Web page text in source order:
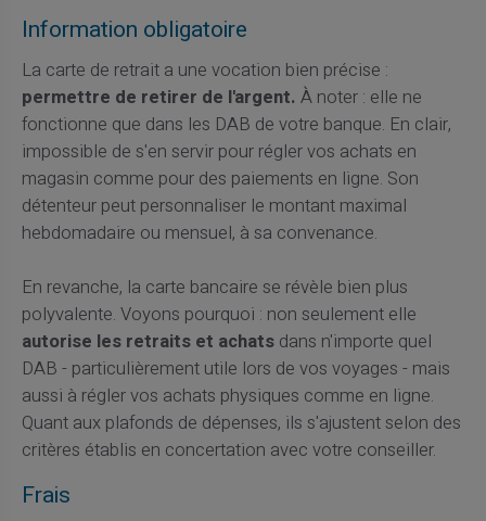
Information obligatoire
La carte de retrait a une vocation bien précise :
permettre de retirer de l'argent. À noter : elle ne
fonctionne que dans les DAB de votre banque. En clair,
impossible de s'en servir pour régler vos achats en
magasin comme pour des paiements en ligne. Son
détenteur peut personnaliser le montant maximal
hebdomadaire ou mensuel, à sa convenance.
En revanche, la carte bancaire se révèle bien plus
polyvalente. Voyons pourquoi : non seulement elle
autorise les retraits et achatsdans n'importe quel
DAB - particulièrement utile lors de vos voyages - mais
aussi à régler vos achats physiques comme en ligne.
Quant aux plafonds de dépenses, ils s'ajustent selon des
critères établis en concertation avec votre conseiller.
Frais